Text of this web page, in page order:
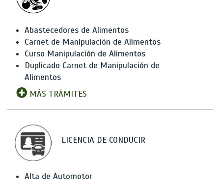
Abastecedores de Alimentos
Carnet de Manipulación de Alimentos
Curso Manipulación de Alimentos
Duplicado Carnet de Manipulación de
Alimentos
MÁS TRÁMITES
LICENCIA DE CONDUCIR
Alta de Automotor